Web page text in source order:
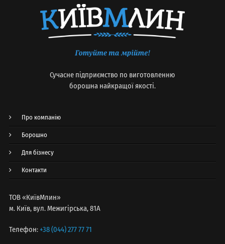
Сучасне підприємство по виготовленню
борошна найкращої якості.
Про компанію
Борошно
Для бізнесу
Контакти
ТОВ «КиївМлин»
м. Київ, вул. Межигірська, 81А
Телефон:+38 (044) 277 77 71